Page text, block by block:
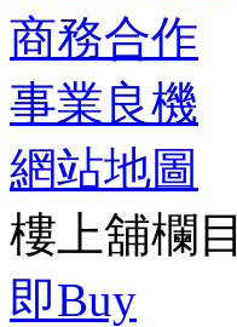
商務合作
事業良機
網站地圖
樓上舖欄目
即Buy